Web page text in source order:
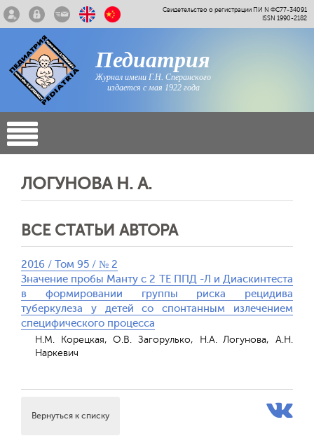
Свидетельство о регистрации ПИ N ФС77-34091
ISSN 1990-2182
Педиатрия
Журнал имени Г.Н. Сперанского
издается с мая 1922 года
ЛОГУНОВА Н. А.
ВСЕ СТАТЬИ АВТОРА
2016 / Том 95 / № 2
Значение пробы Манту с 2 ТЕ ППД -Л и Диаскинтеста
в формировании группы риска рецидива
туберкулеза у детей со спонтанным излечением
специфического процесса
Н.М. Корецкая, О.В. Загорулько, Н.А. Логунова, А.Н.
Наркевич
Вернуться к списку